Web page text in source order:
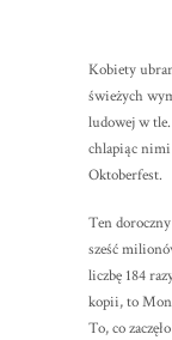
Kobiety
świeżych
ludowej w
chlapiąc nimi
Oktoberfest.
Ten
sześć
liczbę 184
kopii, to
To, co